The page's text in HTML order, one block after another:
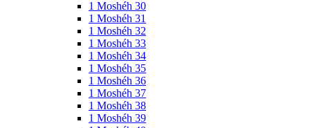
1 Moshéh 30
1 Moshéh 31
1 Moshéh 32
1 Moshéh 33
1 Moshéh 34
1 Moshéh 35
1 Moshéh 36
1 Moshéh 37
1 Moshéh 38
1 Moshéh 39